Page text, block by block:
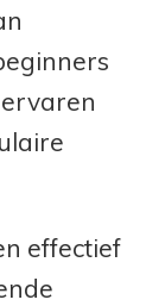
effectief